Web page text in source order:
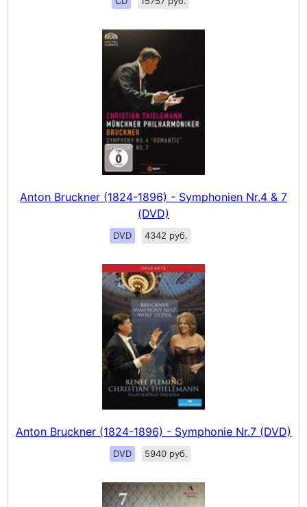
Anton Bruckner (1824-1896) - Symphonien Nr.4 & 7
(DVD)
DVD 4342 руб.
Anton Bruckner (1824-1896) - Symphonie Nr.7 (DVD)
DVD 5940 руб.